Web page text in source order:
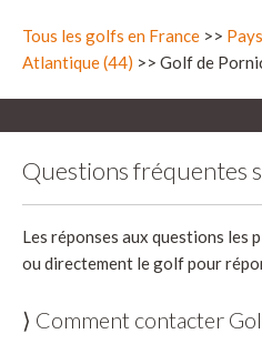
Tous les golfs en France >>
Atlantique (44) >> Golf de
Questions fréquentes
Les réponses aux questions les
ou directement le golf pour
⟩ Comment contacter